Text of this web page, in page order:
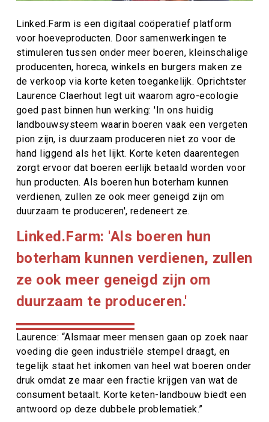
Linked.Farm is een digitaal coöperatief platform
voor hoeveproducten. Door samenwerkingen te
stimuleren tussen onder meer boeren, kleinschalige
producenten, horeca, winkels en burgers maken ze
de verkoop via korte keten toegankelijk. Oprichtster
Laurence Claerhout legt uit waarom agro-ecologie
goed past binnen hun werking: 'In ons huidig
landbouwsysteem waarin boeren vaak een vergeten
pion zijn, is duurzaam produceren niet zo voor de
hand liggend als het lijkt. Korte keten daarentegen
zorgt ervoor dat boeren eerlijk betaald worden voor
hun producten. Als boeren hun boterham kunnen
verdienen, zullen ze ook meer geneigd zijn om
duurzaam te produceren', redeneert ze.
Linked.Farm: 'Als boeren hun
boterham kunnen verdienen, zullen
ze ook meer geneigd zijn om
duurzaam te produceren.'
Laurence: “Alsmaar meer mensen gaan op zoek naar
voeding die geen industriële stempel draagt, en
tegelijk staat het inkomen van heel wat boeren onder
druk omdat ze maar een fractie krijgen van wat de
consument betaalt. Korte keten-landbouw biedt een
antwoord op deze dubbele problematiek.”